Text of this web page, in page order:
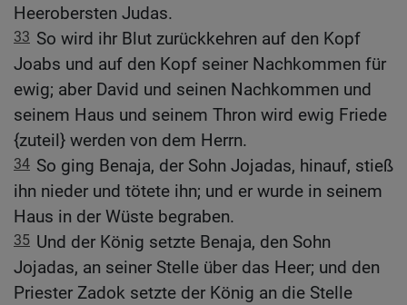
Heerobersten Judas.
33 So wird ihr Blut zurückkehren auf den Kopf
Joabs und auf den Kopf seiner Nachkommen für
ewig; aber David und seinen Nachkommen und
seinem Haus und seinem Thron wird ewig Friede
{zuteil} werden von dem Herrn.
34 So ging Benaja, der Sohn Jojadas, hinauf, stieß
ihn nieder und tötete ihn; und er wurde in seinem
Haus in der Wüste begraben.
35 Und der König setzte Benaja, den Sohn
Jojadas, an seiner Stelle über das Heer; und den
Priester Zadok setzte der König an die Stelle